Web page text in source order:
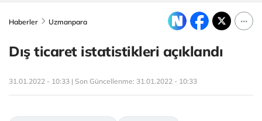
Haberler Uzmanpara
Dış ticaret istatistikleri açıklandı
31.01.2022 - 10:33 | Son Güncellenme: 31.01.2022 - 10:33